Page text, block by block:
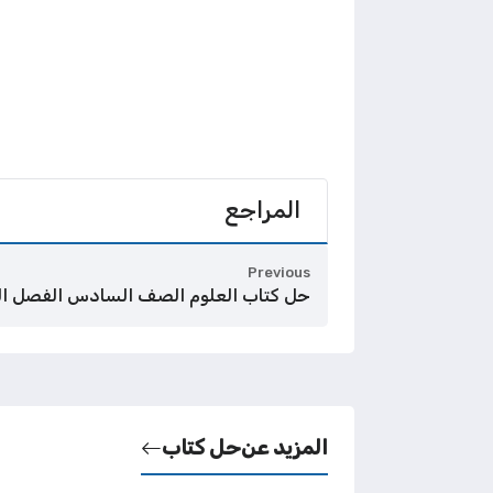
المراجع
Previous
حل كتاب العلوم الصف السادس الفصل
المزيد عنحل كتاب